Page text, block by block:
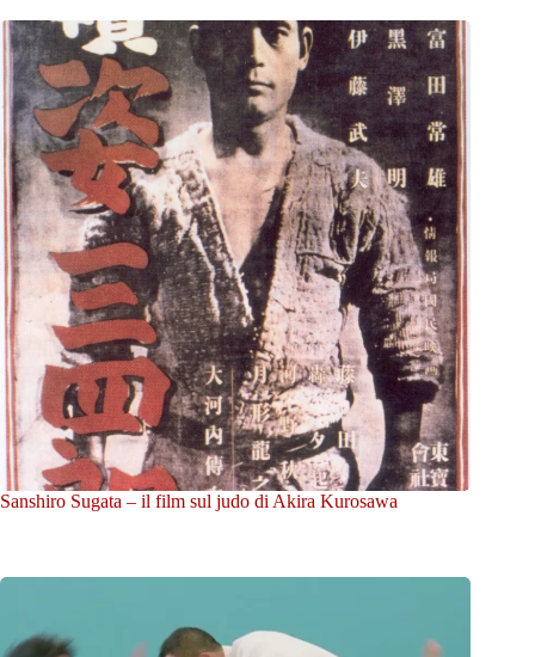
Sanshiro Sugata – il film sul judo di Akira Kurosawa